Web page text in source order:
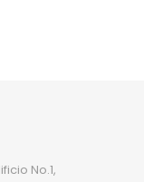
No.1,